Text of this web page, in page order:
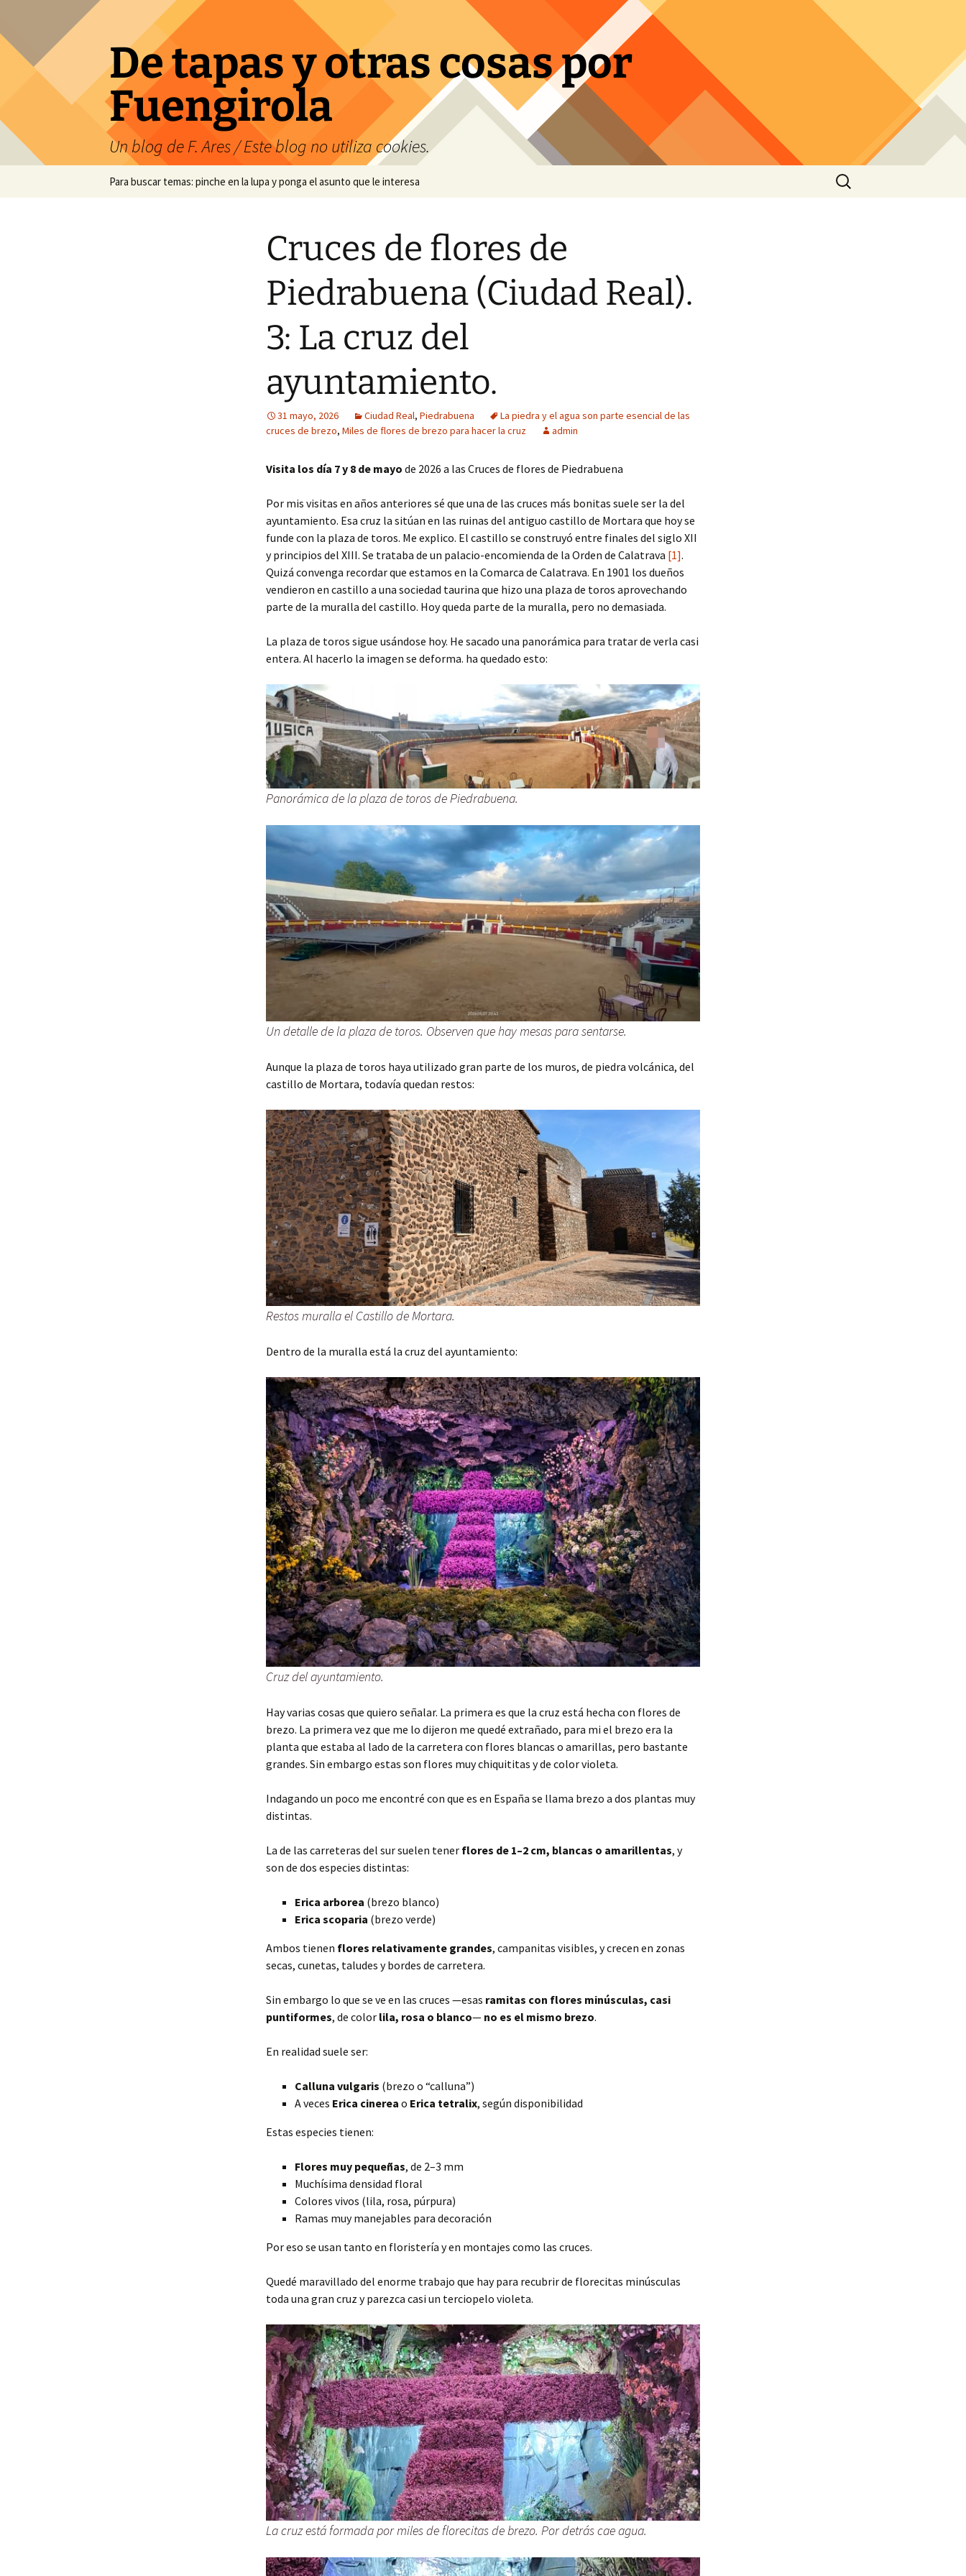
contenido
De tapas y otras cosas por
Fuengirola
Un blog de F. Ares / Este blog no utiliza cookies.
Para buscar temas: pinche en la lupa y ponga el asunto que le interesa
Buscar:
Cruces de flores de
Piedrabuena (Ciudad Real).
3: La cruz del
ayuntamiento.
31 mayo, 2026 Ciudad Real, Piedrabuena
La piedra y el agua son parte esencial de las
cruces de brezo, Miles de flores de brezo para hacer la cruz admin
Visita los día 7 y 8 de mayo de 2026 a las Cruces de flores de Piedrabuena
Por mis visitas en años anteriores sé que una de las cruces más bonitas suele ser la del
ayuntamiento. Esa cruz la sitúan en las ruinas del antiguo castillo de Mortara que hoy se
funde con la plaza de toros. Me explico. El castillo se construyó entre finales del siglo XII
y principios del XIII. Se trataba de un palacio-encomienda de la Orden de Calatrava [1].
Quizá convenga recordar que estamos en la Comarca de Calatrava. En 1901 los dueños
vendieron en castillo a una sociedad taurina que hizo una plaza de toros aprovechando
parte de la muralla del castillo. Hoy queda parte de la muralla, pero no demasiada.
La plaza de toros sigue usándose hoy. He sacado una panorámica para tratar de verla casi
entera. Al hacerlo la imagen se deforma. ha quedado esto:
Panorámica de la plaza de toros de Piedrabuena.
Un detalle de la plaza de toros. Observen que hay mesas para sentarse.
Aunque la plaza de toros haya utilizado gran parte de los muros, de piedra volcánica, del
castillo de Mortara, todavía quedan restos:
Restos muralla el Castillo de Mortara.
Dentro de la muralla está la cruz del ayuntamiento:
Cruz del ayuntamiento.
Hay varias cosas que quiero señalar. La primera es que la cruz está hecha con flores de
brezo. La primera vez que me lo dijeron me quedé extrañado, para mi el brezo era la
planta que estaba al lado de la carretera con flores blancas o amarillas, pero bastante
grandes. Sin embargo estas son flores muy chiquititas y de color violeta.
Indagando un poco me encontré con que es en España se llama brezo a dos plantas muy
distintas.
La de las carreteras del sur suelen tener flores de 1–2 cm, blancas o amarillentas, y
son de dos especies distintas:
Erica arborea (brezo blanco)
Erica scoparia (brezo verde)
Ambos tienen flores relativamente grandes, campanitas visibles, y crecen en zonas
secas, cunetas, taludes y bordes de carretera.
Sin embargo lo que se ve en las cruces —esas ramitas con flores minúsculas, casi
puntiformes, de color lila, rosa o blanco— no es el mismo brezo.
En realidad suele ser:
Calluna vulgaris (brezo o “calluna”)
A veces Erica cinerea o Erica tetralix, según disponibilidad
Estas especies tienen:
Flores muy pequeñas, de 2–3 mm
Muchísima densidad floral
Colores vivos (lila, rosa, púrpura)
Ramas muy manejables para decoración
Por eso se usan tanto en floristería y en montajes como las cruces.
Quedé maravillado del enorme trabajo que hay para recubrir de florecitas minúsculas
toda una gran cruz y parezca casi un terciopelo violeta.
La cruz está formada por miles de florecitas de brezo. Por detrás cae agua.